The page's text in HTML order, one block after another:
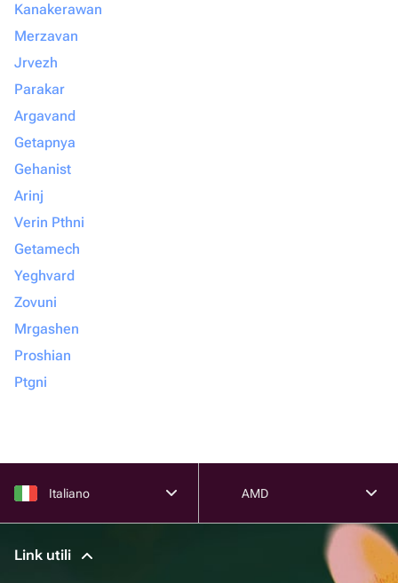
Kanakerawan
Merzavan
Jrvezh
Parakar
Argavand
Getapnya
Gehanist
Arinj
Verin Pthni
Getamech
Yeghvard
Zovuni
Mrgashen
Proshian
Ptgni
Italiano AMD
Link utili